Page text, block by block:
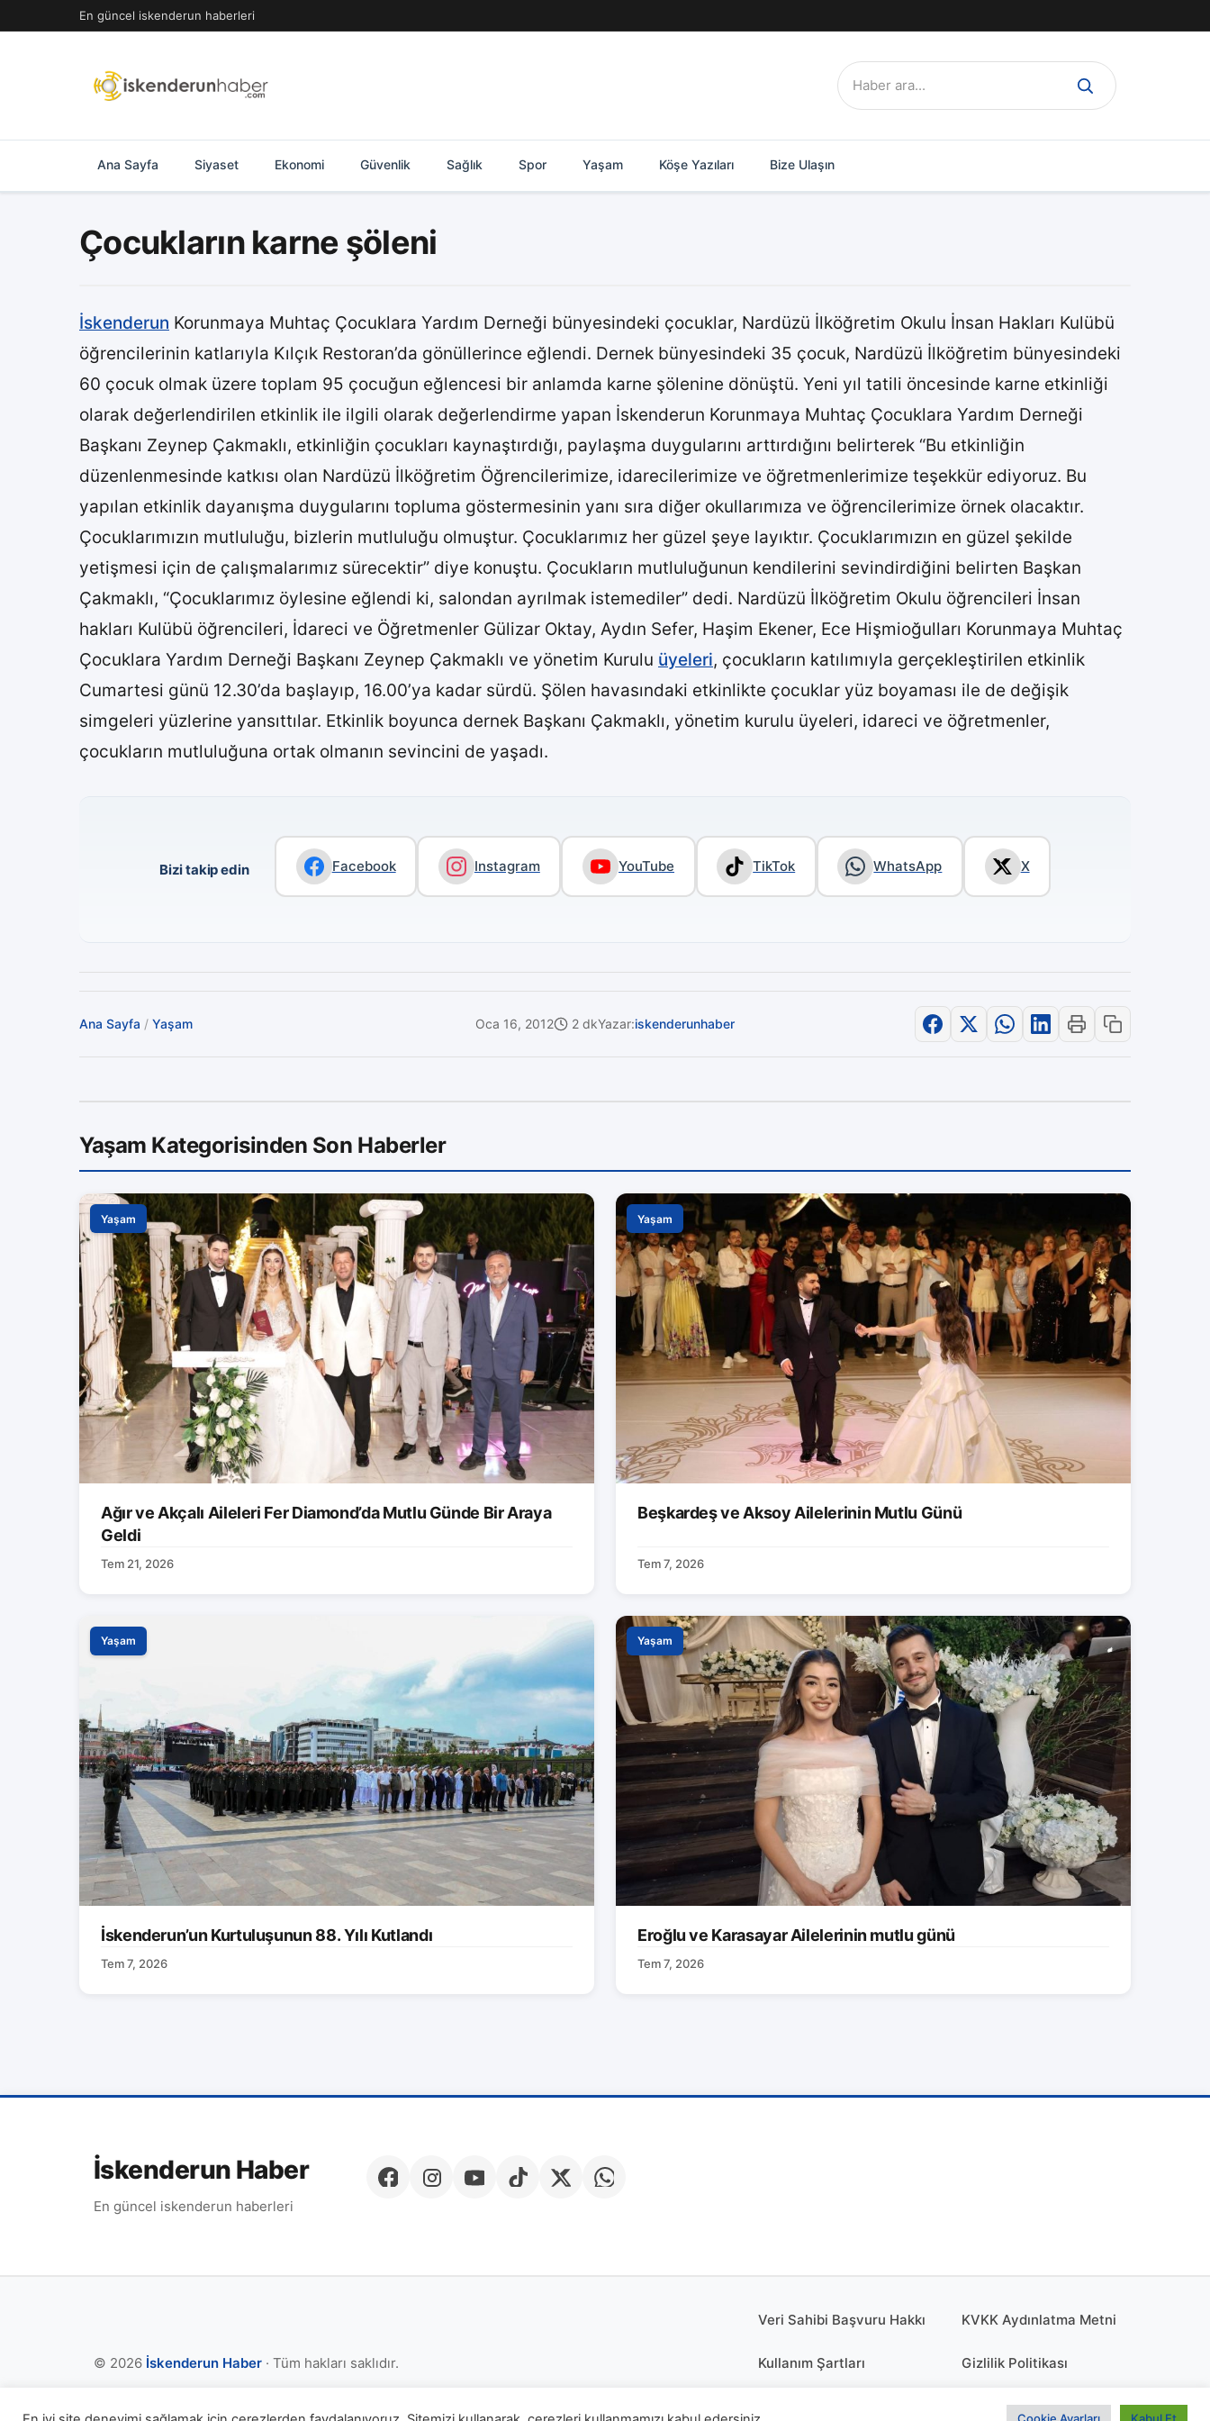
geç
En güncel iskenderun haberleri
Ara:
Ana Sayfa Siyaset Ekonomi Güvenlik Sağlık Spor Yaşam Köşe Yazıları Bize Ulaşın
Çocukların karne şöleni
İskenderun Korunmaya Muhtaç Çocuklara Yardım Derneği bünyesindeki çocuklar, Nardüzü İlköğretim Okulu İnsan Hakları Kulübü
öğrencilerinin katlarıyla Kılçık Restoran’da gönüllerince eğlendi. Dernek bünyesindeki 35 çocuk, Nardüzü İlköğretim bünyesindeki
60 çocuk olmak üzere toplam 95 çocuğun eğlencesi bir anlamda karne şölenine dönüştü. Yeni yıl tatili öncesinde karne etkinliği
olarak değerlendirilen etkinlik ile ilgili olarak değerlendirme yapan İskenderun Korunmaya Muhtaç Çocuklara Yardım Derneği
Başkanı Zeynep Çakmaklı, etkinliğin çocukları kaynaştırdığı, paylaşma duygularını arttırdığını belirterek “Bu etkinliğin
düzenlenmesinde katkısı olan Nardüzü İlköğretim Öğrencilerimize, idarecilerimize ve öğretmenlerimize teşekkür ediyoruz. Bu
yapılan etkinlik dayanışma duygularını topluma göstermesinin yanı sıra diğer okullarımıza ve öğrencilerimize örnek olacaktır.
Çocuklarımızın mutluluğu, bizlerin mutluluğu olmuştur. Çocuklarımız her güzel şeye layıktır. Çocuklarımızın en güzel şekilde
yetişmesi için de çalışmalarımız sürecektir” diye konuştu. Çocukların mutluluğunun kendilerini sevindirdiğini belirten Başkan
Çakmaklı, “Çocuklarımız öylesine eğlendi ki, salondan ayrılmak istemediler” dedi. Nardüzü İlköğretim Okulu öğrencileri İnsan
hakları Kulübü öğrencileri, İdareci ve Öğretmenler Gülizar Oktay, Aydın Sefer, Haşim Ekener, Ece Hişmioğulları Korunmaya Muhtaç
Çocuklara Yardım Derneği Başkanı Zeynep Çakmaklı ve yönetim Kurulu üyeleri, çocukların katılımıyla gerçekleştirilen etkinlik
Cumartesi günü 12.30’da başlayıp, 16.00’ya kadar sürdü. Şölen havasındaki etkinlikte çocuklar yüz boyaması ile de değişik
simgeleri yüzlerine yansıttılar. Etkinlik boyunca dernek Başkanı Çakmaklı, yönetim kurulu üyeleri, idareci ve öğretmenler,
çocukların mutluluğuna ortak olmanın sevincini de yaşadı.
Bizi takip edin Facebook Instagram YouTube TikTok WhatsApp X
Ana Sayfa / Yaşam Oca 16, 2012 2 dkYazar:iskenderunhaber
Yaşam Kategorisinden Son Haberler
Yaşam
Ağır ve Akçalı Aileleri Fer Diamond’da Mutlu Günde Bir Araya
Geldi
Tem 21, 2026
Yaşam
Beşkardeş ve Aksoy Ailelerinin Mutlu Günü
Tem 7, 2026
Yaşam
İskenderun’un Kurtuluşunun 88. Yılı Kutlandı
Tem 7, 2026
Yaşam
Eroğlu ve Karasayar Ailelerinin mutlu günü
Tem 7, 2026
İskenderun Haber
En güncel iskenderun haberleri
© 2026 İskenderun Haber · Tüm hakları saklıdır.
Veri Sahibi Başvuru Hakkı KVKK Aydınlatma Metni
Kullanım Şartları Gizlilik Politikası
KÜNYE